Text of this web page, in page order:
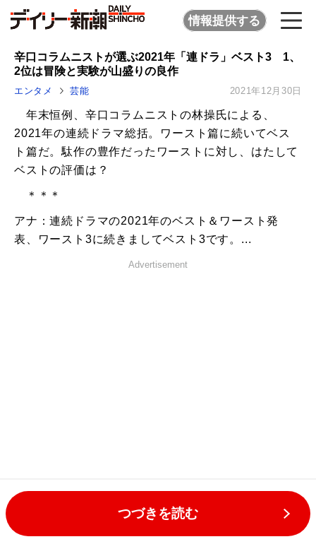
情報提供する
辛口コラムニストが選ぶ2021年「連ドラ」ベスト3 1、
2位は冒険と実験が山盛りの良作
エンタメ 芸能 2021年12月30日
年末恒例、辛口コラムニストの林操氏による、
2021年の連続ドラマ総括。ワースト篇に続いてベス
ト篇だ。駄作の豊作だったワーストに対し、はたして
ベストの評価は？
＊＊＊
アナ：連続ドラマの2021年のベスト＆ワースト発
表、ワースト3に続きましてベスト3です。...
Advertisement
つづきを読む